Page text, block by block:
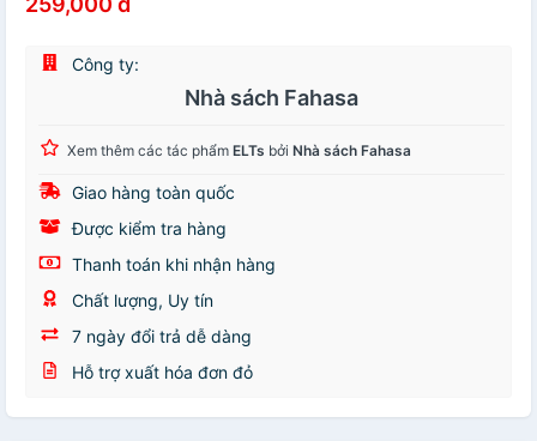
Công ty:
Nhà sách Fahasa
Xem thêm các tác phẩm ELTs bởi Nhà sách Fahasa
Giao hàng toàn quốc
Được kiểm tra hàng
Thanh toán khi nhận hàng
Chất lượng, Uy tín
7 ngày đổi trả dễ dàng
Hỗ trợ xuất hóa đơn đỏ